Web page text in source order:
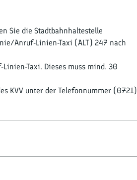
Sie die Stadtbahnhaltestelle
Anruf-Linien-Taxi (ALT) 247 nach
Taxi. Dieses muss mind. 30
KVV unter der Telefonnummer (0721)